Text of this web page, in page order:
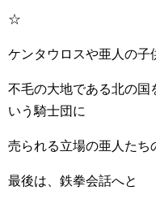
☆
ケンタウロスや亜人の子
不毛の大地である北の国
いう騎士団に
売られる立場の亜人たち
最後は、鉄拳会話へと